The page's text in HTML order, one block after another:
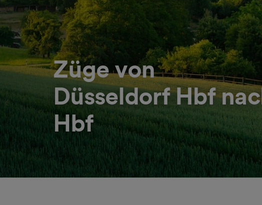
Züge von
Düsseldorf Hbf
Hbf